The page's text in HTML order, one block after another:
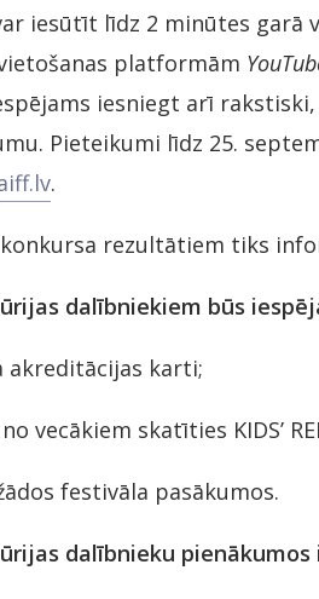
iesūtīt līdz 2 minūtes
platformām
iesniegt arī
Pieteikumi līdz 25.
.
rezultātiem tiks
dalībniekiem būs
karti;
vecākiem skatīties KIDS’
festivāla pasākumos.
dalībnieku